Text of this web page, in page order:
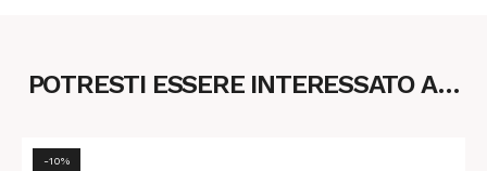
POTRESTI ESSERE INTERESSATO A…
-10%